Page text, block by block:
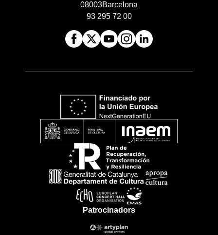
08003Barcelona
93 295 72 00
Patrocinadors